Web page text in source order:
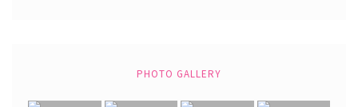
PHOTO GALLERY